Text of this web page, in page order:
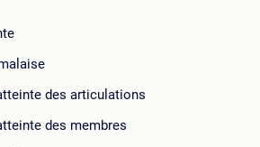
des articulations
des membres